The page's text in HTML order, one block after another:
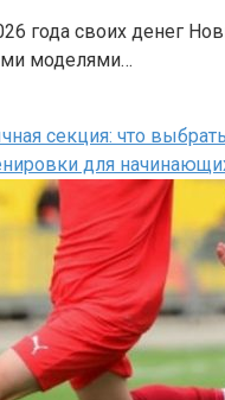
года своих денег
моделями…
секция: что
для